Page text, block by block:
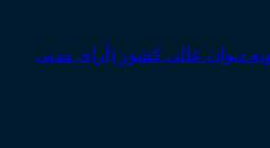
دیوان عالی کشور (آرای مدنی